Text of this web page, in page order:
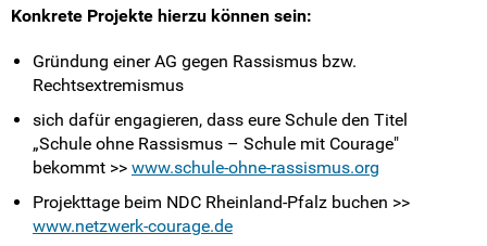
Konkrete Projekte hierzu können sein:
Gründung einer AG gegen Rassismus bzw.
Rechtsextremismus
sich dafür engagieren, dass eure Schule den Titel
„Schule ohne Rassismus – Schule mit Courage"
bekommt >> www.schule-ohne-rassismus.org
Projekttage beim NDC Rheinland-Pfalz buchen >>
www.netzwerk-courage.de